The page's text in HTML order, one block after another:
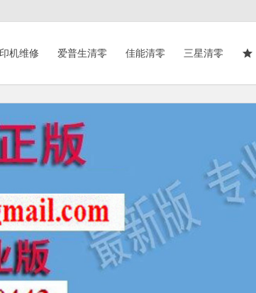
机维修 爱普生清零 佳能清零 三星清零